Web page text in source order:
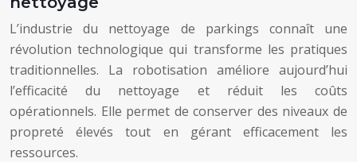
L’industrie du nettoyage de parkings connaît une
révolution technologique qui transforme les pratiques
traditionnelles. La robotisation améliore aujourd’hui
l’efficacité du nettoyage et réduit les coûts
opérationnels. Elle permet de conserver des niveaux de
propreté élevés tout en gérant efficacement les
ressources.